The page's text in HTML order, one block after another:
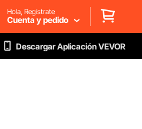
Hola, Regístrate
Cuenta y pedido
Descargar Aplicación VEVOR